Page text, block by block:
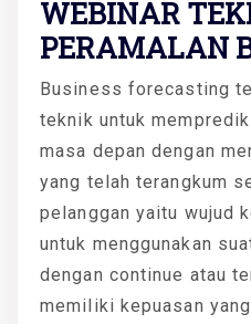
WEBINAR
PERAMALAN
Business forecasting
teknik untuk
masa depan dengan
yang telah terangkum
pelanggan yaitu wujud
untuk menggunakan
dengan continue atau
memiliki kepuasan